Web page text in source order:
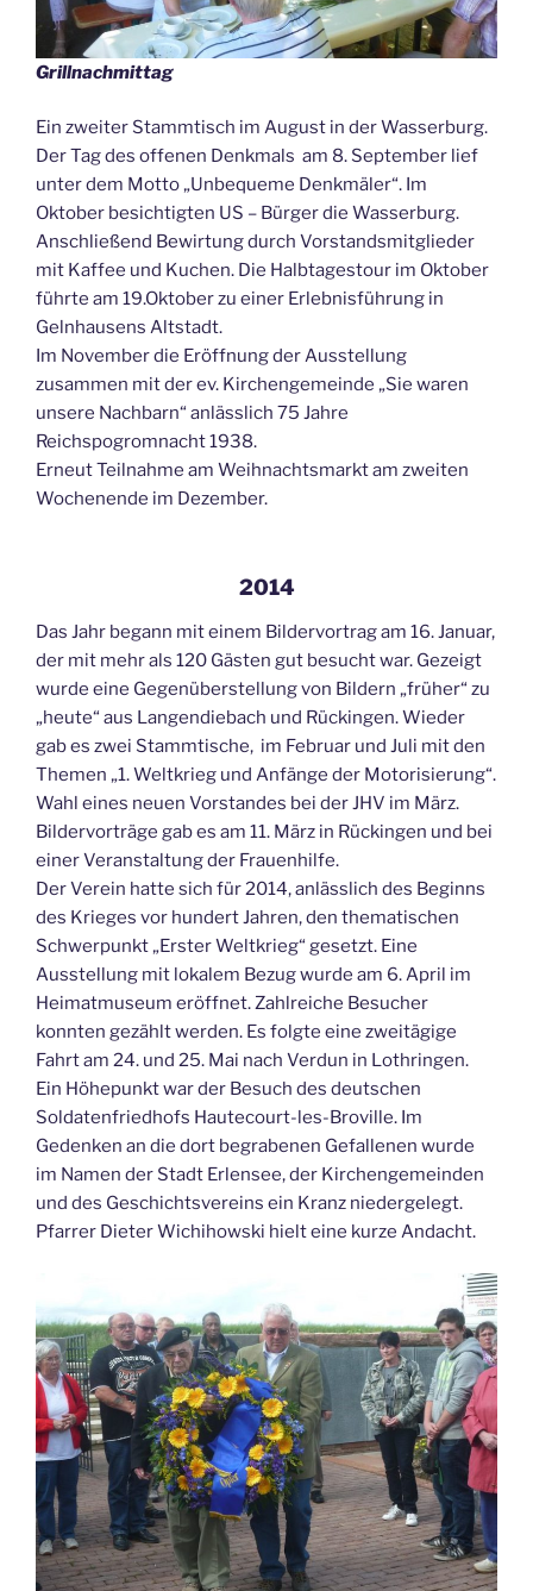
Grillnachmittag
Ein zweiter Stammtisch im August in der Wasserburg.
Der Tag des offenen Denkmals am 8. September lief
unter dem Motto „Unbequeme Denkmäler“. Im
Oktober besichtigten US – Bürger die Wasserburg.
Anschließend Bewirtung durch Vorstandsmitglieder
mit Kaffee und Kuchen. Die Halbtagestour im Oktober
führte am 19.Oktober zu einer Erlebnisführung in
Gelnhausens Altstadt.
Im November die Eröffnung der Ausstellung
zusammen mit der ev. Kirchengemeinde „Sie waren
unsere Nachbarn“ anlässlich 75 Jahre
Reichspogromnacht 1938.
Erneut Teilnahme am Weihnachtsmarkt am zweiten
Wochenende im Dezember.
2014
Das Jahr begann mit einem Bildervortrag am 16. Januar,
der mit mehr als 120 Gästen gut besucht war. Gezeigt
wurde eine Gegenüberstellung von Bildern „früher“ zu
„heute“ aus Langendiebach und Rückingen. Wieder
gab es zwei Stammtische, im Februar und Juli mit den
Themen „1. Weltkrieg und Anfänge der Motorisierung“.
Wahl eines neuen Vorstandes bei der JHV im März.
Bildervorträge gab es am 11. März in Rückingen und bei
einer Veranstaltung der Frauenhilfe.
Der Verein hatte sich für 2014, anlässlich des Beginns
des Krieges vor hundert Jahren, den thematischen
Schwerpunkt „Erster Weltkrieg“ gesetzt. Eine
Ausstellung mit lokalem Bezug wurde am 6. April im
Heimatmuseum eröffnet. Zahlreiche Besucher
konnten gezählt werden. Es folgte eine zweitägige
Fahrt am 24. und 25. Mai nach Verdun in Lothringen.
Ein Höhepunkt war der Besuch des deutschen
Soldatenfriedhofs Hautecourt-les-Broville. Im
Gedenken an die dort begrabenen Gefallenen wurde
im Namen der Stadt Erlensee, der Kirchengemeinden
und des Geschichtsvereins ein Kranz niedergelegt.
Pfarrer Dieter Wichihowski hielt eine kurze Andacht.